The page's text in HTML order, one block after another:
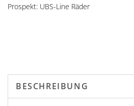
Prospekt: UBS-Line Räder
BESCHREIBUNG